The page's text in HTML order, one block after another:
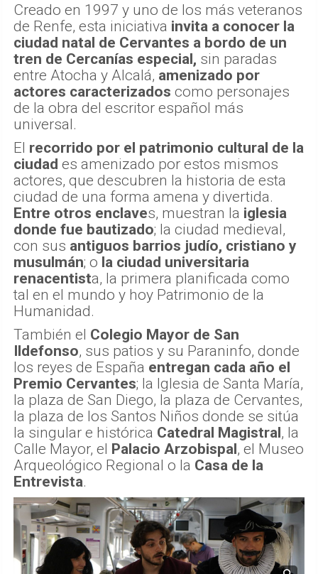
Creado en 1997 y uno de los más veteranos
de Renfe, esta iniciativa invita a conocer la
ciudad natal de Cervantes a bordo de un
tren de Cercanías especial, sin paradas
entre Atocha y Alcalá, amenizado por
actores caracterizados como personajes
de la obra del escritor español más
universal.
El recorrido por el patrimonio cultural de la
ciudad es amenizado por estos mismos
actores, que descubren la historia de esta
ciudad de una forma amena y divertida.
Entre otros enclaves, muestran la iglesia
donde fue bautizado; la ciudad medieval,
con sus antiguos barrios judío, cristiano y
musulmán; o la ciudad universitaria
renacentista, la primera planificada como
tal en el mundo y hoy Patrimonio de la
Humanidad.
También el Colegio Mayor de San
Ildefonso, sus patios y su Paraninfo, donde
los reyes de España entregan cada año el
Premio Cervantes; la Iglesia de Santa María,
la plaza de San Diego, la plaza de Cervantes,
la plaza de los Santos Niños donde se sitúa
la singular e histórica Catedral Magistral, la
Calle Mayor, el Palacio Arzobispal, el Museo
Arqueológico Regional o la Casa de la
Entrevista.